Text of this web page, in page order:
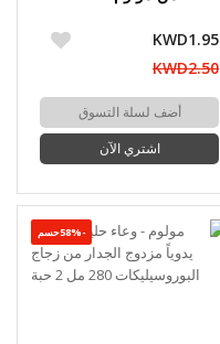
KWD1.95
KWD2.50
أضف لسلة التسوق
اشتري الآن
-58%حسم